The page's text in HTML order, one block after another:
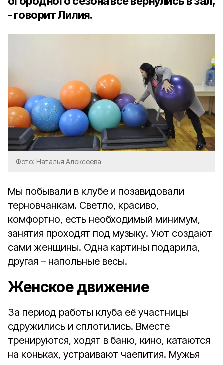
- говорит Лилия.
Фото: Наталья Алексеева
Мы побывали в клубе и позавидовали
терновчанкам. Светло, красиво,
комфортно, есть необходимый минимум,
занятия проходят под музыку. Уют создают
сами женщины. Одна картины подарила,
другая – напольные весы.
Женское движение
За период работы клуба её участницы
сдружились и сплотились. Вместе
тренируются, ходят в баню, кино, катаются
на коньках, устраивают чаепития. Мужья